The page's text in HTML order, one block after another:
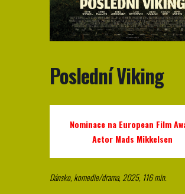
Poslední Viking
Nominace na European Film
Actor Mads Mikkelsen
Dánsko, komedie/drama, 2025, 116 min.